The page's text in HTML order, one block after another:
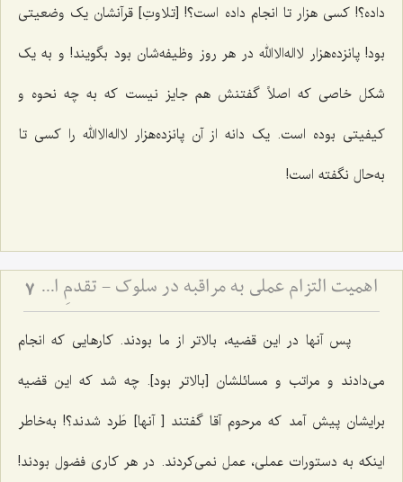
داده؟! کسی هزار تا انجام داده است؟! [تلاوتِ] قرآنشان یک وضعیتی
بود! پانزده‌هزار لااله‌الااللهدر هر روز وظیفه‌شان بود بگویند! و به یک
شکل خاصی که اصلاً گفتنش هم جایز نیست که به چه نحوه و
کیفیتی بوده است. یک دانه از آن پانزده‌هزار لااله‌الاالله را کسی تا
به‌حال نگفته است!
اهمیت التزام عملی به مراقبه در سلوک - تقدمِ اخلاق و دستورات عملی بر ذکر، و مضرّات اینترنت 7
پس آنها در این قضیه، بالاتر از ما بودند. کار‌هایی که انجام
می‌دادند و مراتب و مسائلشان [بالاتر بود]. چه شد که این قضیه
برایشان پیش آمد که مرحوم آقا گفتند [ آنها] طَرد شدند؟! به‌خاطر
اینکه به دستورات عملی، عمل نمی‌کردند. در هر کاری فضول بودند!